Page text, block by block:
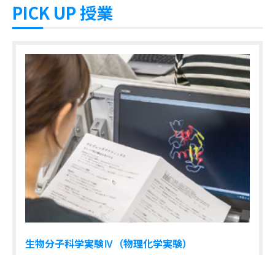
PICK UP 授業
生物分子科学実験Ⅳ（物理化学実験）